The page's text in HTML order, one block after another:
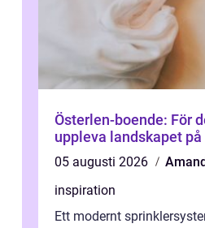
Österlen-boende: För
uppleva landskapet
05 augusti 2026
inspiration
Ett modernt